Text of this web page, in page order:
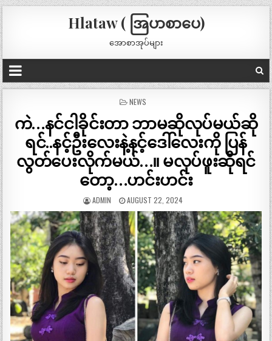
Hlataw ( အြပာစာပေ)
အောစာအုပ်များ
POSTED
NEWS
ကဲ…နင်ငါခိုင်းတာ ဘာမဆိုလုပ်မယ်ဆို
ရင်..နင့်ဦးလေးနဲ့နင့်ဒေါ်လေးကို ပြန်
လွတ်ပေးလိုက်မယ်…။ မလုပ်ဖူးဆိုရင်
တော့…ဟင်းဟင်း
ADMIN AUGUST 22, 2024